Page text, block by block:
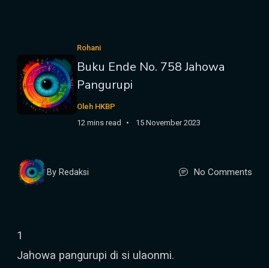
Rohani
Buku Ende No. 758 Jahowa
Pangurupi
Oleh HKBP
12 mins read
15 November 2023
By Redaksi No Comments
1
Jahowa pangurupi di si ulaonmi.